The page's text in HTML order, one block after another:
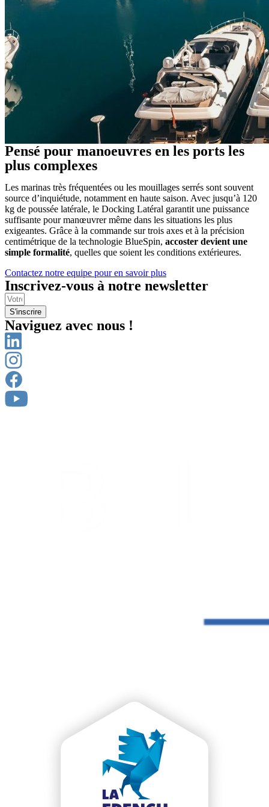
Pensé pour manoeuvres en les ports les
plus complexes
Les marinas très fréquentées ou les mouillages serrés sont souvent
source d’inquiétude, notamment en haute saison. Avec jusqu’à 120
kg de poussée latérale, le Docking Latéral garantit une puissance
suffisante pour manœuvrer même dans les situations les plus
exigeantes. Grâce à la commande sur trois axes et à la précision
centimétrique de la technologie BlueSpin, accoster devient une
simple formalité, quelles que soient les conditions extérieures.
Contactez notre equipe pour en savoir plus
Inscrivez-vous à notre newsletter
S'inscrire
Naviguez avec nous !